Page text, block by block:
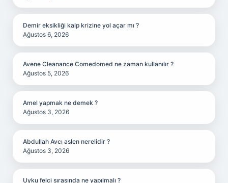
Demir eksikliği kalp krizine yol açar mı ?
Ağustos 6, 2026
Avene Cleanance Comedomed ne zaman kullanılır ?
Ağustos 5, 2026
Amel yapmak ne demek ?
Ağustos 3, 2026
Abdullah Avcı aslen nerelidir ?
Ağustos 3, 2026
Uyku felci sırasında ne yapılmalı ?